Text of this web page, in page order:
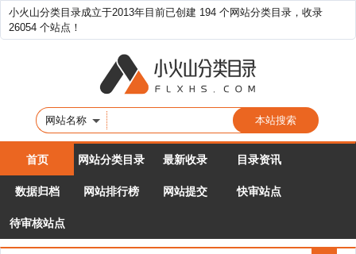
小火山分类目录成立于2013年目前已创建 194 个网站分类目录，收录
26054 个站点！
网站名称
首页 网站分类目录 最新收录 目录资讯
数据归档 网站排行榜 网站提交 快审站点
待审核站点